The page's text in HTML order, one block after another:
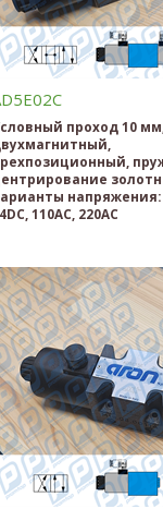
проход 10
напряжения:
110AC, 220AC